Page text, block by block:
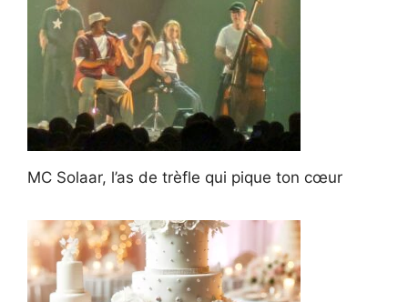
MC Solaar, l’as de trèfle qui pique ton cœur